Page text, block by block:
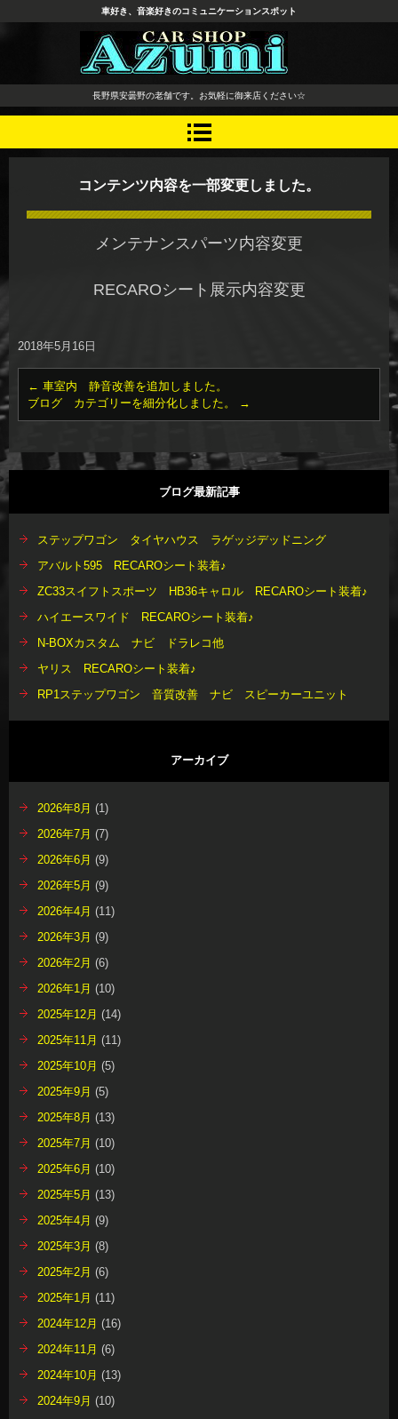
長野県 安曇野市 タイヤ ホ
イール デッドニング カーオ
ーディオ レカロシート
車好き、音楽好きのコミュニケーションスポット
長野県安曇野の老舗です。お気軽に御来店ください☆
コンテンツ内容を一部変更しました。
メンテナンスパーツ内容変更
RECAROシート展示内容変更
2018年5月16日
← 車室内 静音改善を追加しました。
ブログ カテゴリーを細分化しました。
→
ブログ最新記事
ステップワゴン タイヤハウス ラゲッジデッドニング
アバルト595 RECAROシート装着♪
ZC33スイフトスポーツ HB36キャロル RECAROシート装着♪
ハイエースワイド RECAROシート装着♪
N-BOXカスタム ナビ ドラレコ他
ヤリス RECAROシート装着♪
RP1ステップワゴン 音質改善 ナビ スピーカーユニット
アーカイブ
2026年8月 (1)
2026年7月 (7)
2026年6月 (9)
2026年5月 (9)
2026年4月 (11)
2026年3月 (9)
2026年2月 (6)
2026年1月 (10)
2025年12月 (14)
2025年11月 (11)
2025年10月 (5)
2025年9月 (5)
2025年8月 (13)
2025年7月 (10)
2025年6月 (10)
2025年5月 (13)
2025年4月 (9)
2025年3月 (8)
2025年2月 (6)
2025年1月 (11)
2024年12月 (16)
2024年11月 (6)
2024年10月 (13)
2024年9月 (10)